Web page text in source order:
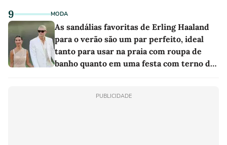
9 MODA
As sandálias favoritas de Erling Haaland
para o verão são um par perfeito, ideal
tanto para usar na praia com roupa de
banho quanto em uma festa com terno de
PUBLICIDADE